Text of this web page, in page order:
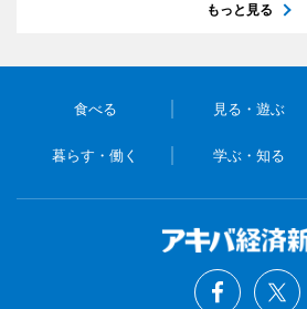
もっと見る
食べる 見る・遊ぶ
暮らす・働く 学ぶ・知る